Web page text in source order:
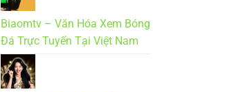
Biaomtv – Văn Hóa Xem Bóng
Đá Trực Tuyến Tại Việt Nam